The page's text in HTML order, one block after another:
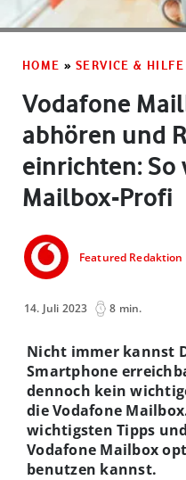
HOME » SERVICE & HILFE
Vodafone
abhören und
einrichten: So
Mailbox-Profi
Featured Redaktion
14. Juli 2023 8 min.
Nicht immer kannst
Smartphone
dennoch kein
die Vodafone
wichtigsten Tipps
Vodafone Mailbox
benutzen kannst.